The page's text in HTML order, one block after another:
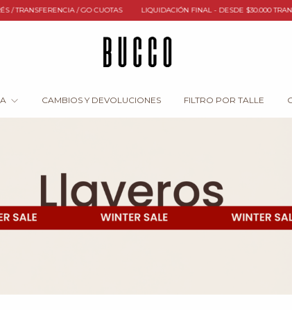
/ GO CUOTAS LIQUIDACIÓN FINAL - DESDE $30.000 TRANSFERENCIA
CAMBIOS Y DEVOLUCIONES FILTRO POR TALLE